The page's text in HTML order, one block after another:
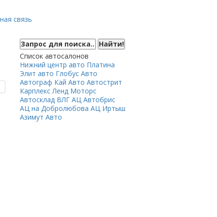
связь
Список автосалонов
Нижний центр авто Платина
Элит авто Глобус Авто
Автограф Кай Авто Автострит
Карплекс Ленд Моторс
Автосклад ВЛГ АЦ Автобрис
АЦ на Добролюбова АЦ Иртыш
Азимут Авто